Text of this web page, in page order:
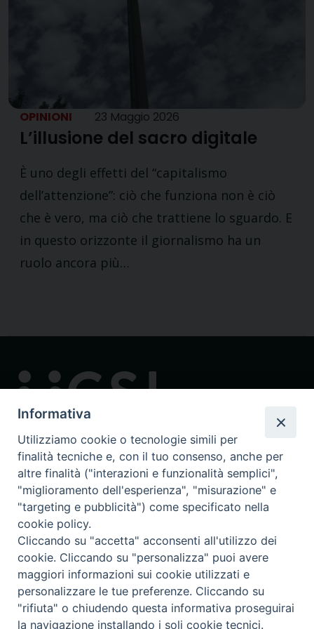
OPINIONI 23 Maggio 2026
L’illusione del sacro digitale
È uno degli effetti del “capitalismo
dell’attenzione”: ciò che funziona non è ciò
che è vero, ma ciò che trattiene lo sguardo. E
in questo orizzonte il giornalismo ha un
ruolo ancora più…
Contatti
via in Lucina 16/a, 00186 Roma
tel: 0668802874
fax: 0645449621
email: ucsi@ucsi.it
Redazione centrale
ucsi@ucsi.it
Informativa
Utilizziamo cookie o tecnologie simili per
finalità tecniche e, con il tuo consenso, anche per
altre finalità ("interazioni e funzionalità semplici",
"miglioramento dell'esperienza", "misurazione" e
"targeting e pubblicità") come specificato nella
cookie policy.
Cliccando su "accetta" acconsenti all'utilizzo dei
cookie. Cliccando su "personalizza" puoi avere
maggiori informazioni sui cookie utilizzati e
personalizzare le tue preferenze. Cliccando su
"rifiuta" o chiudendo questa informativa proseguirai
la navigazione installando i soli cookie tecnici.